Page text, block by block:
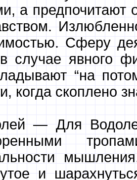
а предпочитают
Сферу
случае явного
“на
когда скоплено
— Для
и